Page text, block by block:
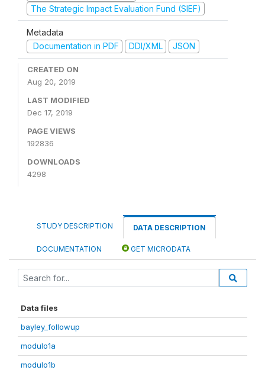
The Strategic Impact Evaluation Fund (SIEF)
Metadata
Documentation in PDF
DDI/XML JSON
CREATED ON
Aug 20, 2019
LAST MODIFIED
Dec 17, 2019
PAGE VIEWS
192836
DOWNLOADS
4298
STUDY DESCRIPTION DATA DESCRIPTION
DOCUMENTATION GET MICRODATA
Data files
bayley_followup
modulo1a
modulo1b